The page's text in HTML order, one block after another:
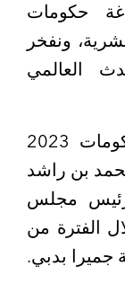
حكومات
ونفخر
العالمي
تنعقد أعمال القمة العالمية للحكومات 2023
بن راشد
رئيس مجلس
الفترة من